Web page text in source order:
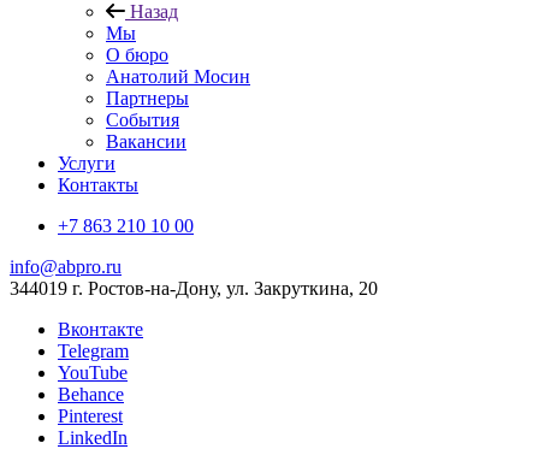
Назад
Мы
О бюро
Анатолий Мосин
Партнеры
События
Вакансии
Услуги
Контакты
+7 863 210 10 00
info@abpro.ru
344019 г. Ростов-на-Дону, ул. Закруткина, 20
Вконтакте
Telegram
YouTube
Behance
Pinterest
LinkedIn